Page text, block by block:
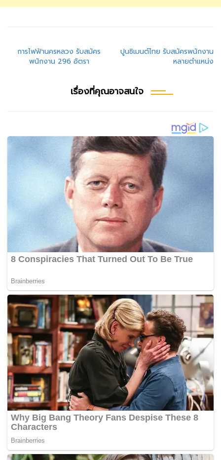
แนะแนว
เรื่อง
การไฟฟ้านครหลวง รับสมัคร
พนักงาน 296 อัตรา
ปูนซิเมนต์ไทย รับสมัครพนักงาน
หลายตำแหน่ง
เรื่องที่คุณอาจสนใจ